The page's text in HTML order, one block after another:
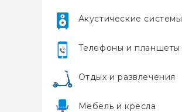
Акустические системы
Телефоны и планшеты
Отдых и развлечения
Мебель и кресла